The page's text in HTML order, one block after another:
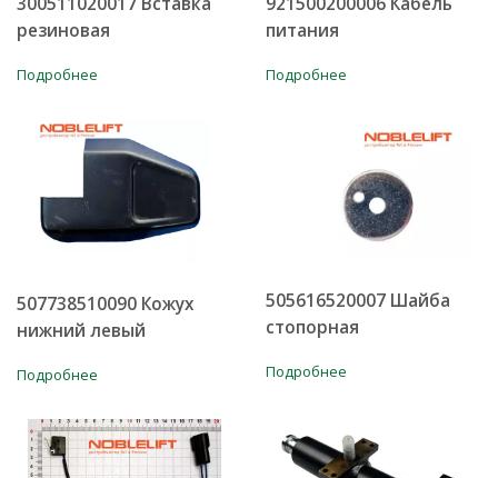
резиновая
Подробнее
питания
Подробнее
507738510090 Кожух
нижний левый
Подробнее
505616520007 Шайба
стопорная
Подробнее